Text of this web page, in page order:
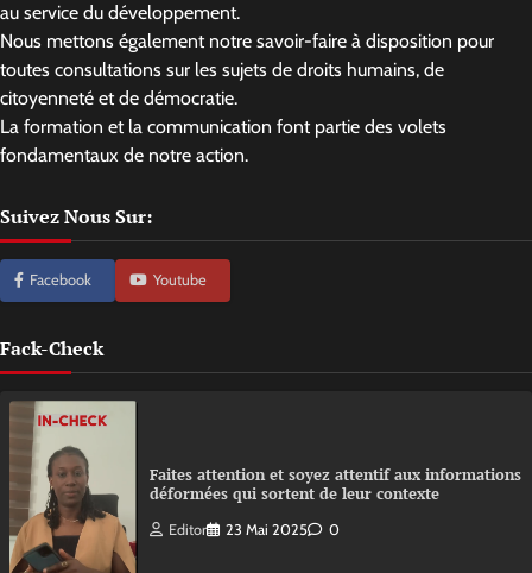
au service du développement.
Nous mettons également notre savoir-faire à disposition pour
toutes consultations sur les sujets de droits humains, de
citoyenneté et de démocratie.
La formation et la communication font partie des volets
fondamentaux de notre action.
Suivez Nous Sur:
Facebook Youtube
Fack-Check
Faites attention et soyez attentif aux informations
déformées qui sortent de leur contexte
Editor 23 Mai 2025 0